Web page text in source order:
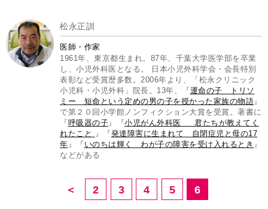
松永正訓
医師・作家
1961年、東京都生まれ。87年、千葉大学医学部を卒業
し、小児外科医となる。 日本小児外科学会・会長特別
表彰など受賞歴多数。2006年より、「松永クリニック
小児科・小児外科」院長。13年、『運命の子 トリソ
ミー 短命という定めの男の子を授かった家族の物語 』
で第２０回小学館ノンフィクション大賞を受賞。著書に
『呼吸器の子 』『小児がん外科医 君たちが教えてく
れたこと
』『発達障害に生まれて 自閉症児と母の17
年 』『 いのちは輝く わが子の障害を受け入れるとき 』
などがある
＜ 2 3 4 5 6